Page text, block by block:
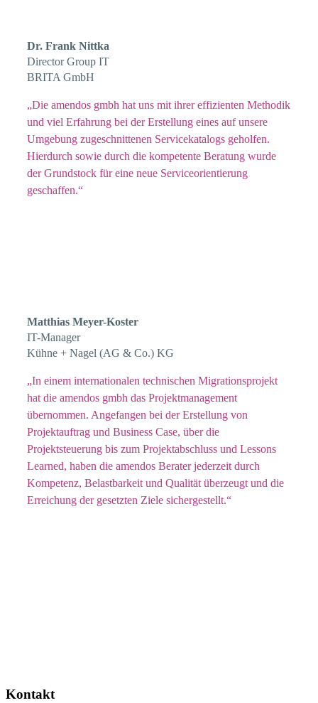
Dr. Frank Nittka
Director Group IT
BRITA GmbH
„Die amendos gmbh hat uns mit ihrer effizienten Methodik
und viel Erfahrung bei der Erstellung eines auf unsere
Umgebung zugeschnittenen Servicekatalogs geholfen.
Hierdurch sowie durch die kompetente Beratung wurde
der Grundstock für eine neue Serviceorientierung
geschaffen.“
Matthias Meyer-Koster
IT-Manager
Kühne + Nagel (AG & Co.) KG
„In einem internationalen technischen Migrationsprojekt
hat die amendos gmbh das Projektmanagement
übernommen. Angefangen bei der Erstellung von
Projektauftrag und Business Case, über die
Projektsteuerung bis zum Projektabschluss und Lessons
Learned, haben die amendos Berater jederzeit durch
Kompetenz, Belastbarkeit und Qualität überzeugt und die
Erreichung der gesetzten Ziele sichergestellt.“
Kontakt